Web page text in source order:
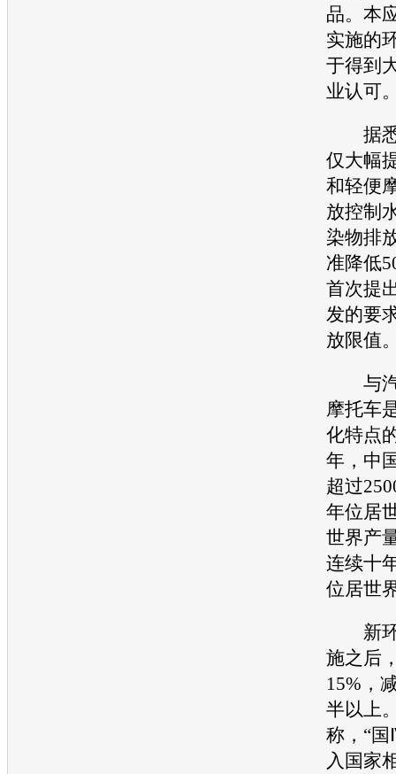
品。本
实施的
于得到
业认可
据悉
仅大幅
和轻便
放控制
染物排
准降低
首次提
发的要
放限值
与汽
摩托车
化特点
年，中
超过
年位居
世界产
连续十
位居世
新
施之后
15%，
半以上
称，“
入国家